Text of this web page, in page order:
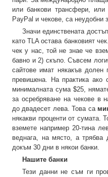
или банкови трансфери, или
PayPal и чекове, са неудобни
Значи единствената
като TLA остава банковият
чек у нас, той не знае че
бавно и 2) скъпо. Съвсем
сайтове имат някакъв долен
превишена. На практика ако
минималната сума $25,
за осребряване на чекове в
до двадесет лева. Това са
някакви проценти от сумата.
вземете например 20-тина
веднага, на място, а
докъм 30 дни в някои банки.
Нашите банки
Тези данни не съм ги